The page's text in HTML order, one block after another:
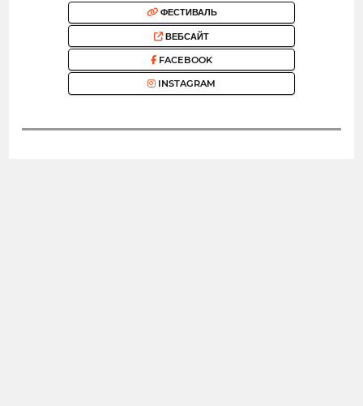
ФЕСТИВАЛЬ
ВЕБСАЙТ
FACEBOOK
INSTAGRAM